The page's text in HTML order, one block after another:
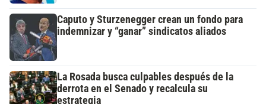
Caputo y Sturzenegger crean un fondo para
indemnizar y “ganar” sindicatos aliados
La Rosada busca culpables después de la
derrota en el Senado y recalcula su
estrategia